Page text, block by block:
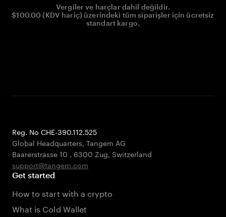
Vergiler ve harçlar dahil değildir.
$100.00 (KDV hariç) üzerindeki tüm siparişler için ücretsiz
standart kargo.
Reg. No CHE-390.112.525
Global Headquarters, Tangem AG
Baarerstrasse 10 , 6300 Zug, Switzerland
support@tangem.com
Get started
How to start with a crypto
What is Cold Wallet